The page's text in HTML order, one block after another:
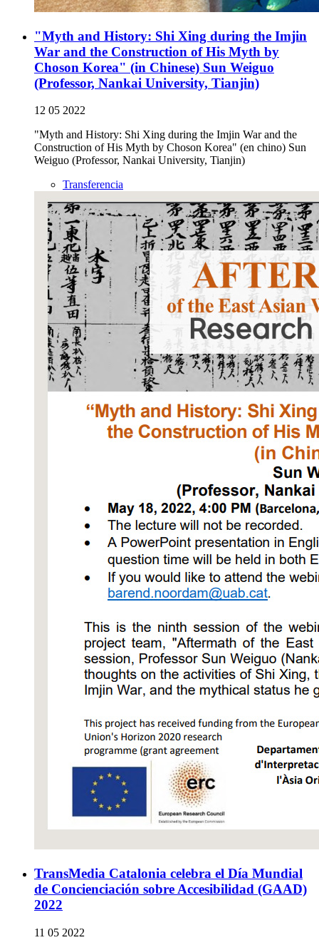
"Myth and History: Shi Xing during the Imjin
War and the Construction of His Myth by
Choson Korea" (in Chinese) Sun Weiguo
(Professor, Nankai University, Tianjin)
12 05 2022
"Myth and History: Shi Xing during the Imjin War and the
Construction of His Myth by Choson Korea" (en chino) Sun
Weiguo (Professor, Nankai University, Tianjin)
Transferencia
TransMedia Catalonia celebra el Día Mundial
de Concienciación sobre Accesibilidad (GAAD)
2022
11 05 2022